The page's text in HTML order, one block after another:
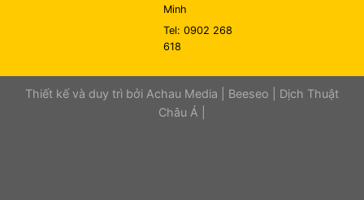
Minh
Tel: 0902 268
618
Thiết kế và duy trì bởi Achau Media Beeseo
Dịch Thuật
Châu Á